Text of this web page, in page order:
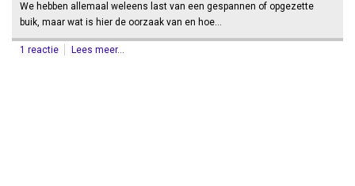
We hebben allemaal weleens last van een gespannen of opgezette
buik, maar wat is hier de oorzaak van en hoe…
1 reactie Lees meer...